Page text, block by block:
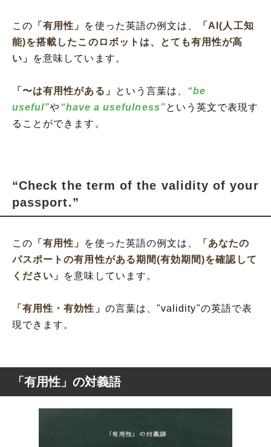
この 「有用性」 を使った英語の例文は、
「AI(人工知
能)を搭載したこのロボットは、とても有用性が高
い」
を意味しています。
「〜は有用性がある」 という言葉は、 “be
useful”や“have a usefulness”という英文で表現す
ることができます。
“Check the term of the validity of your
passport.”
この 「有用性」 を使った英語の例文は、
「あなたの
パスポートの有用性がある期間(有効期間)を確認して
ください」 を意味しています。
「有用性・有効性」 の言葉は、"validity"の英語で表
現できます。
「有用性」の対義語